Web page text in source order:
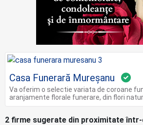
Casa Funerară Mureșanu
Va oferim o selectie variata de coroane
aranjamente florale funerare, din flori
2 firme sugerate din proximitate într-